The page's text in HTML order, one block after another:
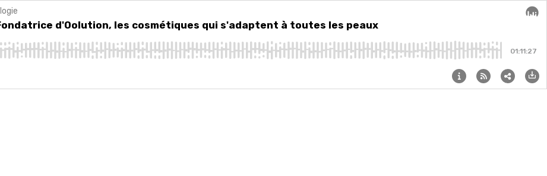
d'Oolution, les cosmétiques qui s'adaptent à toutes les peaux
d'Oolution, les cosmétiques qui s'adaptent à toutes les peaux
01:11:27